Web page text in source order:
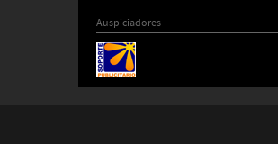
Auspiciadores